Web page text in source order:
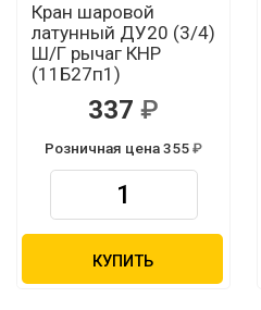
Кран шаровой
латунный ДУ20 (3/4)
Ш/Г рычаг КНР
(11Б27п1)
337
Розничная цена 355
КУПИТЬ